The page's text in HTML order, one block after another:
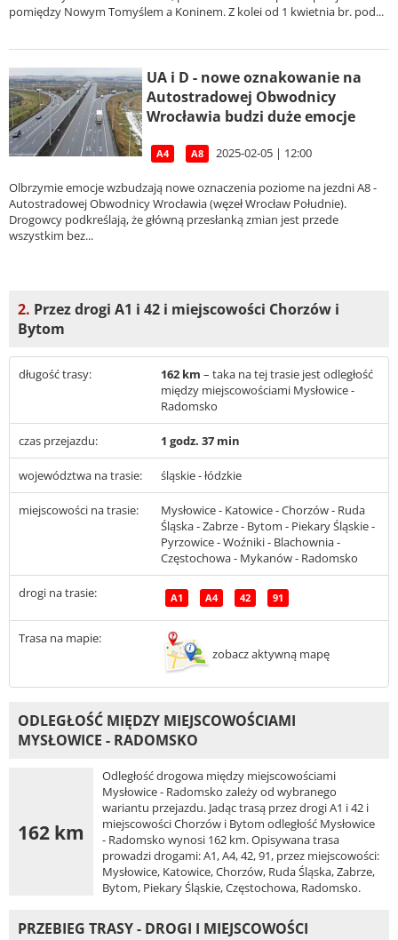
pomiędzy Nowym Tomyślem a Koninem. Z kolei od 1 kwietnia br. pod...
UA i D - nowe oznakowanie na
Autostradowej Obwodnicy
Wrocławia budzi duże emocje
A4 A8 2025-02-05 | 12:00
Olbrzymie emocje wzbudzają nowe oznaczenia poziome na jezdni A8 -
Autostradowej Obwodnicy Wrocławia (węzeł Wrocław Południe).
Drogowcy podkreślają, że główną przesłanką zmian jest przede
wszystkim bez...
2. Przez drogi A1 i 42 i miejscowości Chorzów i
Bytom
długość trasy: 162 km – taka na tej trasie jest odległość
między miejscowościami Mysłowice -
Radomsko
czas przejazdu: 1 godz. 37 min
województwa na trasie: śląskie - łódzkie
miejscowości na trasie:
Mysłowice - Katowice - Chorzów - Ruda
Śląska - Zabrze - Bytom - Piekary Śląskie -
Pyrzowice - Woźniki - Blachownia -
Częstochowa - Mykanów - Radomsko
drogi na trasie: A1 A4 42 91
Trasa na mapie:
zobacz aktywną mapę
ODLEGŁOŚĆ MIĘDZY MIEJSCOWOŚCIAMI
MYSŁOWICE - RADOMSKO
162 km
Odległość drogowa między miejscowościami
Mysłowice - Radomsko zależy od wybranego
wariantu przejazdu. Jadąc trasą przez drogi A1 i 42 i
miejscowości Chorzów i Bytom odległość Mysłowice
- Radomsko wynosi 162 km. Opisywana trasa
prowadzi drogami: A1, A4, 42, 91, przez miejscowości:
Mysłowice, Katowice, Chorzów, Ruda Śląska, Zabrze,
Bytom, Piekary Śląskie, Częstochowa, Radomsko.
PRZEBIEG TRASY - DROGI I MIEJSCOWOŚCI